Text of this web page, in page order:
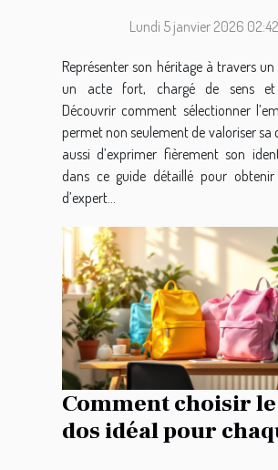
héritage ?Lundi 5 janvier 2026 02:42
Représenter son héritage à travers
un acte fort, chargé de sens et
Découvrir comment sélectionner
permet non seulement de valoriser sa
aussi d’exprimer fièrement son
dans ce guide détaillé pour obtenir
d’expert...
Comment choisir le
dos idéal pour